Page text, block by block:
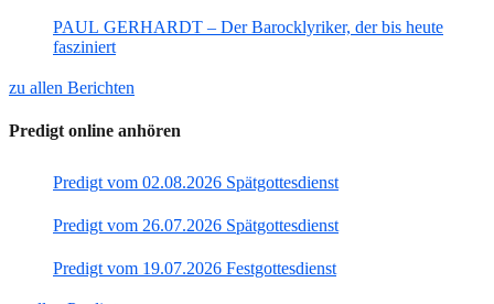
PAUL GERHARDT – Der Barocklyriker, der bis heute
fasziniert
zu allen Berichten
Predigt online anhören
Predigt vom 02.08.2026 Spätgottesdienst
Predigt vom 26.07.2026 Spätgottesdienst
Predigt vom 19.07.2026 Festgottesdienst